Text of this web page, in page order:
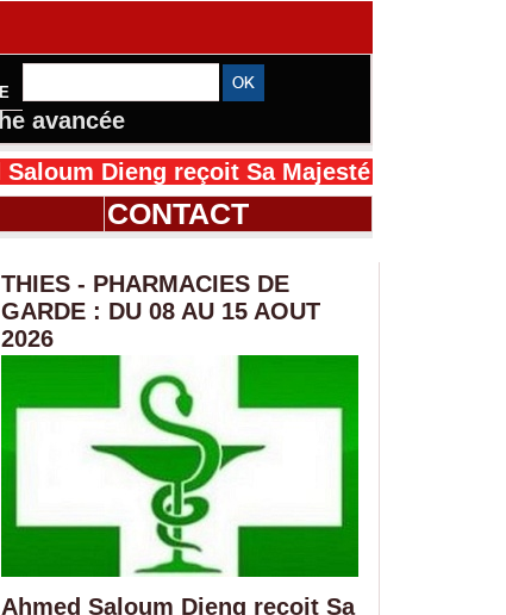
avancée
reçoit Sa Majesté Mansah Cissé au
CONTACT
THIES - PHARMACIES DE
GARDE : DU 08 AU 15 AOUT
2026
Ahmed Saloum Dieng reçoit Sa